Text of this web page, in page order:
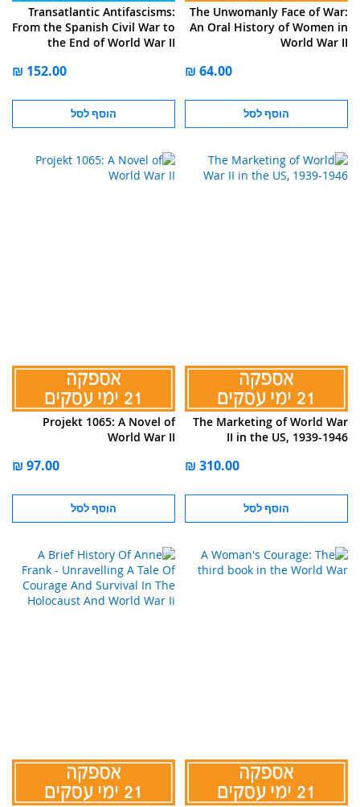
The Unwomanly Face of War:
An Oral History of Women in
World War II
הוסף לסל
Transatlantic Antifascisms:
From the Spanish Civil War to
the End of World War II
הוסף לסל
The Marketing of World War
II in the US, 1939-1946
הוסף לסל
Projekt 1065: A Novel of
World War II
הוסף לסל